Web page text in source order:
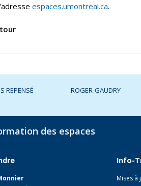
espaces.umontreal.ca.
REPENSÉ ROGER-GAUDRY
des espaces
Info-
Mises à